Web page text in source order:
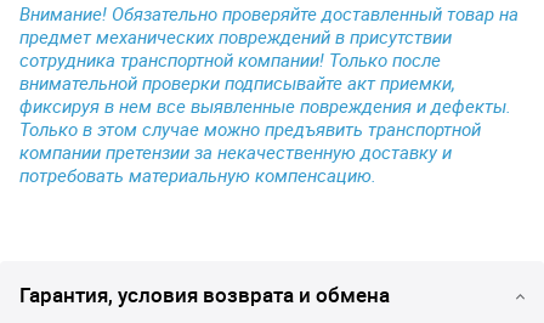
Внимание! Обязательно проверяйте доставленный товар на
предмет механических повреждений в присутствии
сотрудника транспортной компании! Только после
внимательной проверки подписывайте акт приемки,
фиксируя в нем все выявленные повреждения и дефекты.
Только в этом случае можно предъявить транспортной
компании претензии за некачественную доставку и
потребовать материальную компенсацию.
Гарантия, условия возврата и обмена